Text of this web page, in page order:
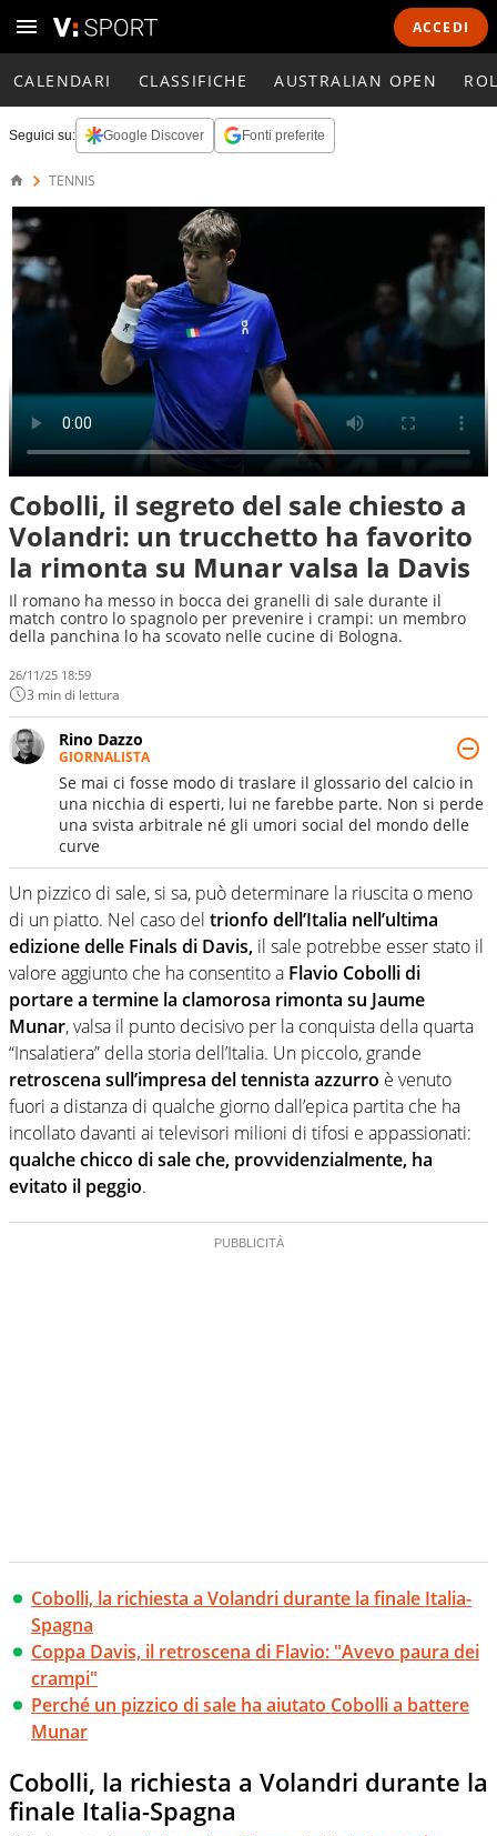
ACCEDI
CALENDARI CLASSIFICHE AUSTRALIAN OPEN
Seguici su: Google Discover Fonti preferite
TENNIS
Cobolli, il segreto del sale chiesto a
Volandri: un trucchetto ha favorito
la rimonta su Munar valsa la Davis
Il romano ha messo in bocca dei granelli di sale durante il
match contro lo spagnolo per prevenire i crampi: un membro
della panchina lo ha scovato nelle cucine di Bologna.
26/11/25 18:59
3 min di lettura
Rino Dazzo
GIORNALISTA
Se mai ci fosse modo di traslare il glossario del calcio in
una nicchia di esperti, lui ne farebbe parte. Non si perde
una svista arbitrale né gli umori social del mondo delle
curve
Un pizzico di sale, si sa, può determinare la riuscita o meno
di un piatto. Nel caso del trionfo dell’Italia nell’ultima
edizione delle Finals di Davis, il sale potrebbe esser stato il
valore aggiunto che ha consentito a Flavio Cobolli di
portare a termine la clamorosa rimonta su Jaume
Munar, valsa il punto decisivo per la conquista della quarta
“Insalatiera” della storia dell’Italia. Un piccolo, grande
retroscena sull’impresa del tennista azzurro è venuto
fuori a distanza di qualche giorno dall’epica partita che ha
incollato davanti ai televisori milioni di tifosi e appassionati:
qualche chicco di sale che, provvidenzialmente, ha
evitato il peggio.
Cobolli, la richiesta a Volandri durante la finale Italia-
Spagna
Coppa Davis, il retroscena di Flavio: "Avevo paura dei
crampi"
Perché un pizzico di sale ha aiutato Cobolli a battere
Munar
Cobolli, la richiesta a Volandri durante la
finale Italia-Spagna